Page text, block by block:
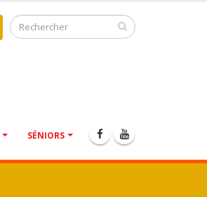
SÉNIORS